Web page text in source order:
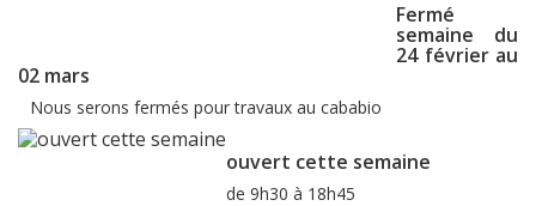
Fermé
semaine du
24 février au
02 mars
Nous serons fermés pour travaux au cababio
ouvert cette semaine
de 9h30 à 18h45